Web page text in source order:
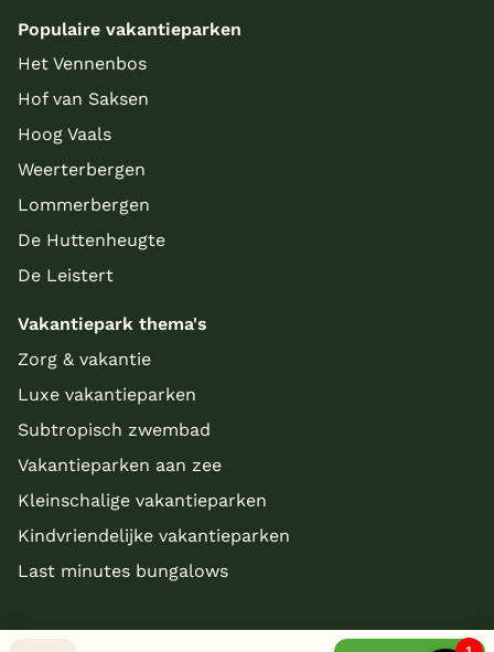
Populaire vakantieparken
Het Vennenbos
Hof van Saksen
Hoog Vaals
Weerterbergen
Lommerbergen
De Huttenheugte
De Leistert
Vakantiepark thema's
Zorg & vakantie
Luxe vakantieparken
Subtropisch zwembad
Vakantieparken aan zee
Kleinschalige vakantieparken
Kindvriendelijke vakantieparken
Last minutes bungalows